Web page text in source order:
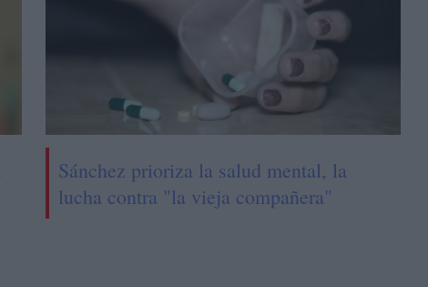
Sánchez prioriza la salud mental, la
lucha contra "la vieja compañera"